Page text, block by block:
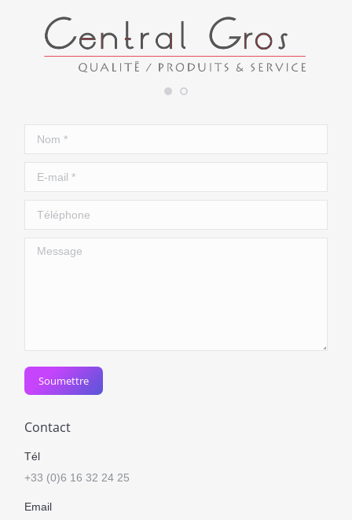
Nom *
E-mail *
Téléphone
Message
Soumettre
Contact
Tél
+33 (0)6 16 32 24 25
Email